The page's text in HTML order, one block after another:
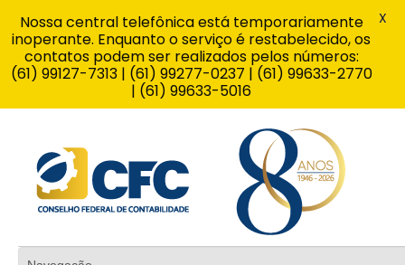
Nossa central telefônica está temporariamente
inoperante. Enquanto o serviço é restabelecido, os
contatos podem ser realizados pelos números:
(61) 99127-7313 | (61) 99277-0237 | (61) 99633-2770
| (61) 99633-5016
X